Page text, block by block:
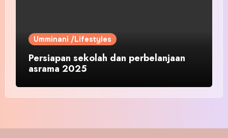
Umminani /Lifestyles
Persiapan sekolah dan perbelanjaan
asrama 2025